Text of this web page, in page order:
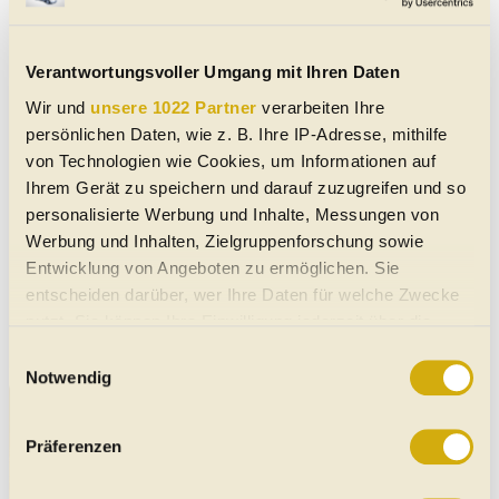
Verantwortungsvoller Umgang mit Ihren Daten
Wir und unsere 1022 Partner verarbeiten Ihre
persönlichen Daten, wie z. B. Ihre IP-Adresse, mithilfe
von Technologien wie Cookies, um Informationen auf
Ihrem Gerät zu speichern und darauf zuzugreifen und so
personalisierte Werbung und Inhalte, Messungen von
Werbung und Inhalten, Zielgruppenforschung sowie
Entwicklung von Angeboten zu ermöglichen. Sie
entscheiden darüber, wer Ihre Daten für welche Zwecke
Trigger Symbol ändern oder widerrufen
Informationen über Ihre geografische Lage erfassen,
Notwendig
Präferenzen
Suche Artikeln
Such-Tipp:Wir haben auf unseren
Suchplattformen für E-Autos, Gebrauchtwagen
und Neuwagen unsere Tests und Artikel (unten auf
den Seiten) jeweils zu den gewünschten Marken